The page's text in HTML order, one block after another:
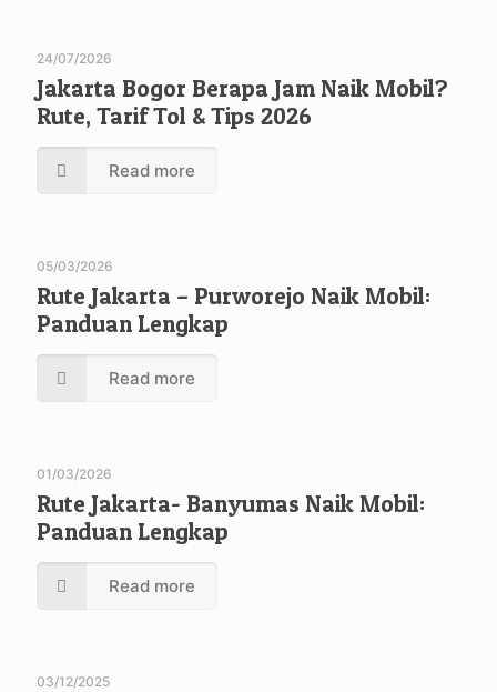
24/07/2026
Jakarta Bogor Berapa Jam Naik Mobil?
Rute, Tarif Tol & Tips 2026
Read more
05/03/2026
Rute Jakarta – Purworejo Naik Mobil:
Panduan Lengkap
Read more
01/03/2026
Rute Jakarta- Banyumas Naik Mobil:
Panduan Lengkap
Read more
03/12/2025